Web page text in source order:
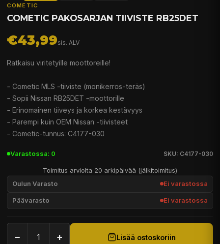
COMETIC
COMETIC PAKOSARJAN TIIVISTE RB25DET
€43,99sis. ALV
Ratkaisu viritetyille moottoreille!
- Cometic MLS -tiiviste (monikerros-teräs)
- Sopii Nissan RB25DET -moottorille
- Erinomainen tiiveys ja korkea kestävyys
- Parempi kuin OEM Nissan -tiivisteet
- Cometic-tunnus: C4177-030
Varastossa: 0 SKU: C4177-030
Toimitus arviolta 20 arkipäivää (jälkitoimitus)
Oulun Varasto Ei varastossa
Päävarasto Ei varastossa
− + Lisää ostoskoriin